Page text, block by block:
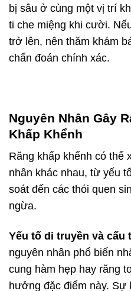
bị sâu ở cùng một vị trí
ti che miệng khi cười.
trở lên, nên thăm khám
chẩn đoán chính xác.
Nguyên Nhân Gây
Khấp Khểnh
Răng khấp khểnh có thể
nhân khác nhau, từ yếu
soát đến các thói quen
ngừa.
Yếu tố di truyền và cấu
nguyên nhân phổ biến
cung hàm hẹp hay răng
hưởng đặc điểm này.